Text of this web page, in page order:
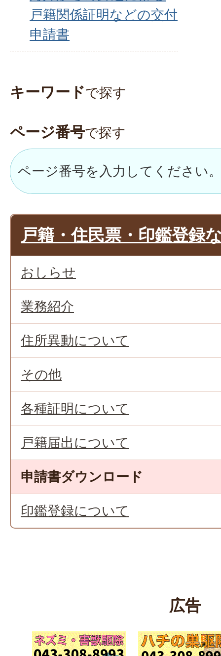
戸籍関係証明などの交付
申請書
キーワードで探す
ページ番号で探す
戸籍・住民票・印鑑登録
おしらせ
業務紹介
住所異動について
その他
各種証明について
戸籍届出について
申請書ダウンロード
印鑑登録について
広告